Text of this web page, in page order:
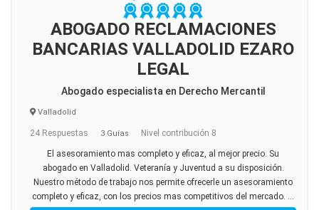
ABOGADO RECLAMACIONES
BANCARIAS VALLADOLID EZARO
LEGAL
Abogado especialista en Derecho Mercantil
Valladolid
24 Respuestas 3 Guías Nivel contribución 8
El asesoramiento mas completo y eficaz, al mejor precio. Su
abogado en Valladolid. Veteranía y Juventud a su disposición.
Nuestro método de trabajo nos permite ofrecerle un asesoramiento
completo y eficaz, con los precios mas competitivos del mercado. ...